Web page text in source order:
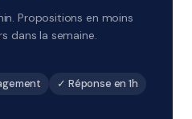
Propositions en moins
dans la semaine.
✓ Réponse en 1h